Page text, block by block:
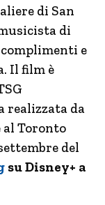
di San
di
e
Il film è
realizzata da
al Toronto
del
su Disney+ a